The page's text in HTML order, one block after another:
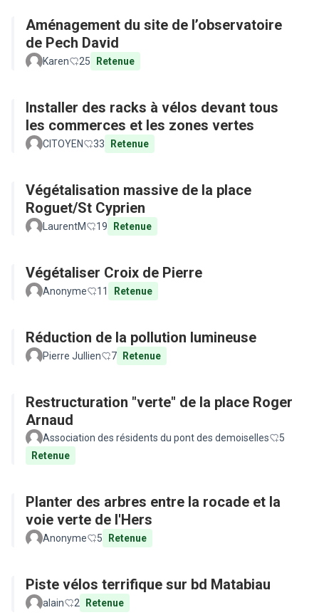
Aménagement du site de l’observatoire
de Pech David
Karen 25 Retenue
Installer des racks à vélos devant tous
les commerces et les zones vertes
CITOYEN 33 Retenue
Végétalisation massive de la place
Roguet/St Cyprien
LaurentM 19 Retenue
Végétaliser Croix de Pierre
Anonyme 11 Retenue
Réduction de la pollution lumineuse
Pierre Jullien 7 Retenue
Restructuration "verte" de la place Roger
Arnaud
Association des résidents du pont des demoiselles
5
Retenue
Planter des arbres entre la rocade et la
voie verte de l'Hers
Anonyme 5 Retenue
Piste vélos terrifique sur bd Matabiau
alain 2 Retenue